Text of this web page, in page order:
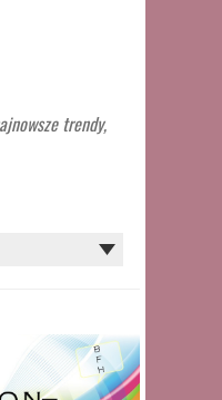
trendy,